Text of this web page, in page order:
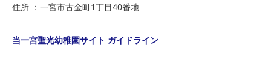
住所 ：一宮市古金町1丁目40番地
当一宮聖光幼稚園サイト ガイドライン